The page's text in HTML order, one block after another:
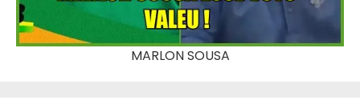
MARLON SOUSA